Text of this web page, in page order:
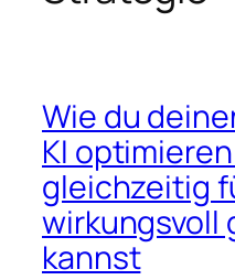
Wie du
KI
gleichzeitig
wirkungsvoll
kannst